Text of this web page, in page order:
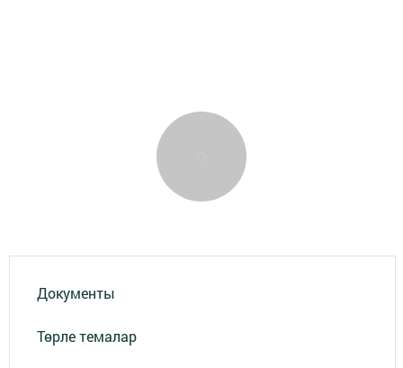
Документы
Төрле темалар